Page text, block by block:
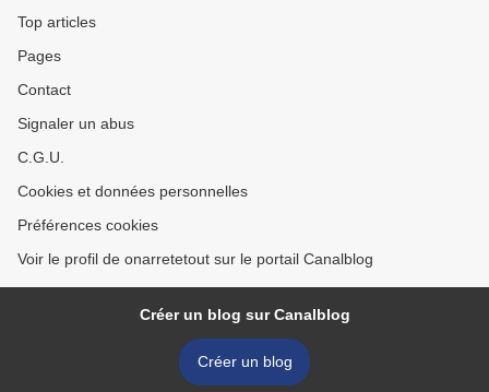
Top articles
Pages
Contact
Signaler un abus
C.G.U.
Cookies et données personnelles
Préférences cookies
Voir le profil de onarretetout sur le portail Canalblog
Créer un blog sur Canalblog
Créer un blog